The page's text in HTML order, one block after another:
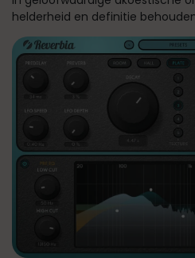
helderheid en definitie